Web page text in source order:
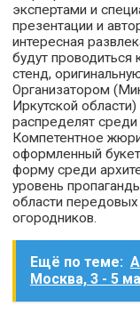
экспертами и
презентации и
интересная
будут
стенд,
Организатором
Иркутской
распределят
Компетентное
оформленный
форму среди
уровень
области
огородников.
Ещё по теме:
Москва, 3 - 5